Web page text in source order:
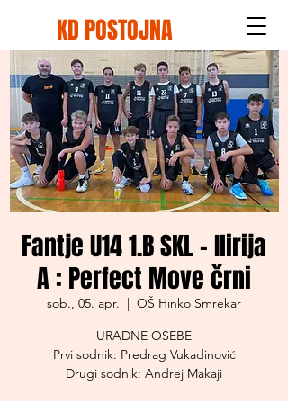
KD POSTOJNA
Fantje U14 1.B SKL - Ilirija
A : Perfect Move črni
sob., 05. apr.
  |
OŠ Hinko Smrekar
URADNE OSEBE
Prvi sodnik: Predrag Vukadinović
Drugi sodnik: Andrej Makaji